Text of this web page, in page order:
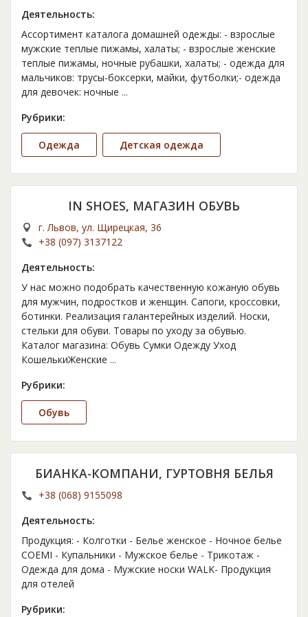
Деятельность:
Ассортимент каталога домашней одежды: - взрослые
мужские теплые пижамы, халаты; - взрослые женские
теплые пижамы, ночные рубашки, халаты; - одежда для
мальчиков: трусы-боксерки, майки, футболки;- одежда
для девочек: ночные ...
Рубрики:
Одежда Детская одежда
IN SHOES, МАГАЗИН ОБУВЬ
г. Львов, ул. Щирецкая, 36
+38 (097) 3137122
Деятельность:
У нас можно подобрать качественную кожаную обувь
для мужчин, подростков и женщин. Сапоги, кроссовки,
ботинки. Реализация галантерейных изделий. Носки,
стельки для обуви. Товары по уходу за обувью.
Каталог магазина: Обувь Сумки Одежду Уход
КошелькиЖенские ...
Рубрики:
Обувь
БИАНКА-КОМПАНИ, ГУРТОВНЯ БЕЛЬЯ
+38 (068) 9155098
Деятельность:
Продукция: - Колготки - Белье женское - Ночное белье
COEMI - Купальники - Мужское белье - Трикотаж -
Одежда для дома - Мужские носки WALK- Продукция
для отелей
Рубрики: